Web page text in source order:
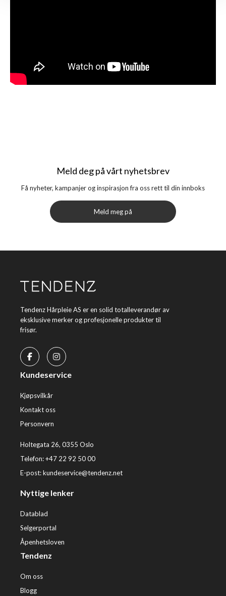
Meld deg på vårt nyhetsbrev
Få nyheter, kampanjer og inspirasjon fra oss rett til din innboks
Meld meg på
Tendenz Hårpleie AS er en solid totalleverandør av
eksklusive merker og profesjonelle produkter til
frisør.
Kundeservice
Kjøpsvilkår
Kontakt oss
Personvern
Holtegata 26, 0355 Oslo
Telefon: +47 22 92 50 00
E-post:kundeservice@tendenz.net
Nyttige lenker
Datablad
Selgerportal
Åpenhetsloven
Tendenz
Om oss
Blogg